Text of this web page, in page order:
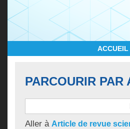
ACCUEIL
PARCOURIR PAR
Aller à Article de revue